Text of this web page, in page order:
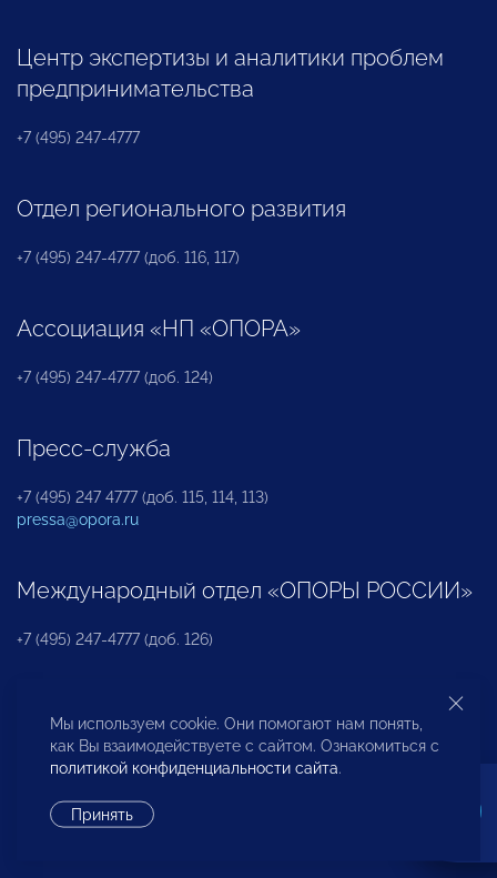
Центр экспертизы и аналитики проблем
предпринимательства
+7 (495) 247-4777
Отдел регионального развития
+7 (495) 247-4777 (доб. 116, 117)
Ассоциация «НП «ОПОРА»
+7 (495) 247-4777 (доб. 124)
Пресс-служба
+7 (495) 247 4777 (доб. 115, 114, 113)
pressa@opora.ru
Международный отдел «ОПОРЫ РОССИИ»
+7 (495) 247-4777 (доб. 126)
Бюро по защите прав предпринимателей и
инвесторов
Мы используем cookie. Они помогают нам понять,
как Вы взаимодействуете с сайтом. Ознакомиться с
политикой конфиденциальности сайта.
Принять